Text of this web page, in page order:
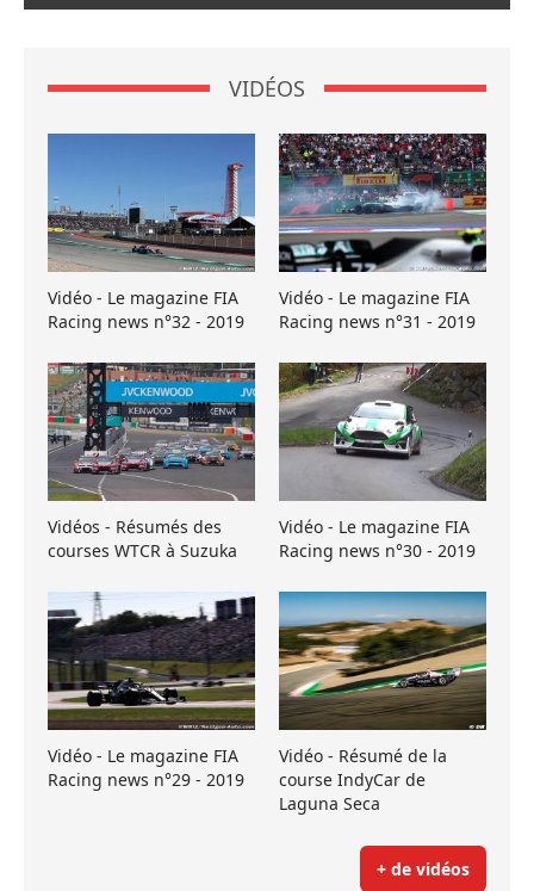
VIDÉOS
Vidéo - Le magazine FIA
Racing news n°32 - 2019
Vidéo - Le magazine FIA
Racing news n°31 - 2019
Vidéos - Résumés des
courses WTCR à Suzuka
Vidéo - Le magazine FIA
Racing news n°30 - 2019
Vidéo - Le magazine FIA
Racing news n°29 - 2019
Vidéo - Résumé de la
course IndyCar de
Laguna Seca
+ de vidéos